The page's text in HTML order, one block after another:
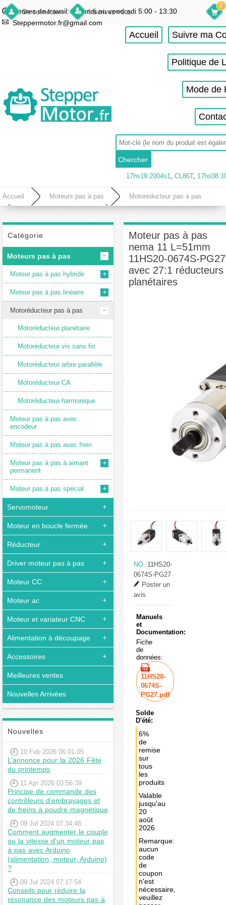
Se connecter Inscrivez-vous
Heures de travail: du lundi au vendredi 5:00 - 13:30
Steppermotor.fr@gmail.com
0
Accueil Suivre ma
Politique de
Mode de
17hs19 2004s1, CL86T, 17hs08
Accueil Moteurs pas à pas Motoréducteur pas à pas
Moteur pas à pas nema 11 L=51mm 11HS20-0674S-PG27 avec 27:1
Catégorie
Moteurs pas à pas
Moteur pas à pas hybride
Moteur pas à pas linéaire
Motoréducteur pas à pas
Motoréducteur planétaire
Motoréducteur vis sans fin
Motoréducteur arbre parallèle
Motoréducteur CA
Motoréducteur harmonique
Moteur pas à pas avec
encodeur
Moteur pas à pas avec frein
Moteur pas à pas à aimant
permanent
Moteur pas à pas spécial
Servomoteur
Moteur en boucle fermée
Réducteur
Driver moteur pas à pas
Moteur CC
Moteur ac
Moteur et variateur CNC
Alimentation à découpage
Accessoires
Meilleures ventes
Nouvelles Arrivées
Nouvelles
10 Feb 2026 06:01:05
L’annonce pour la 2026 Fête
du printemps
11 Apr 2026 03:56:39
Principe de commande des
contrôleurs d’embrayages et
de freins à poudre magnétique
09 Jul 2024 07:34:46
Comment augmenter le couple
ou la vitesse d'un moteur pas
à pas avec Arduino
(alimentation, moteur, Arduino)
?
09 Jul 2024 07:17:54
Conseils pour réduire la
résonance des moteurs pas à
Moteur pas à pas
nema 11 L=51mm
11HS20-0674S-PG27
avec 27:1 réducteurs
planétaires
NO.:11HS20-
0674S-PG27
Poster un
avis
Manuels
et
Documentation:
Fiche
de
données:
11HS20-
0674S-
PG27.pdf
Solde
D'été:
6%
de
remise
sur
tous
les
produits
Valable
jusqu'au
20
août
2026
Remarque:
aucun
code
de
coupon
n'est
nécessaire,
veuillez